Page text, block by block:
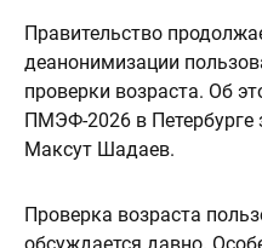
Правительство
деанонимизации
проверки возраста. Об
ПМЭФ-2026 в Петербурге
Максут Шадаев.
Проверка возраста